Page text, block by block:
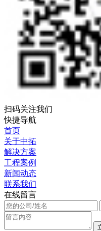
扫码关注我们
快捷导航
首页
关于中拓
解决方案
工程案例
新闻动态
联系我们
在线留言